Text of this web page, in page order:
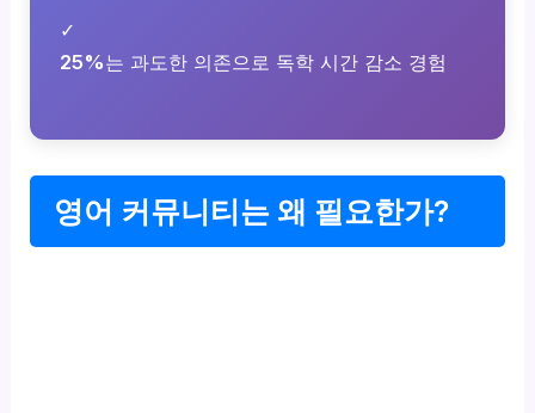
✓
25%는 과도한 의존으로 독학 시간 감소 경험
영어 커뮤니티는 왜 필요한가?